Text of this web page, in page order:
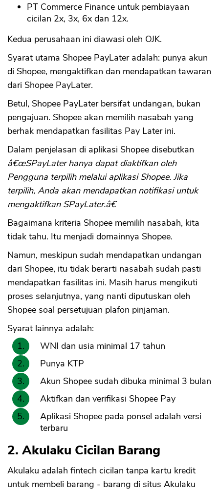
PT Commerce Finance untuk pembiayaan
cicilan 2x, 3x, 6x dan 12x.
Kedua perusahaan ini diawasi oleh OJK.
Syarat utama Shopee PayLater adalah: punya akun
di Shopee, mengaktifkan dan mendapatkan tawaran
dari Shopee PayLater.
Betul, Shopee PayLater bersifat undangan, bukan
pengajuan. Shopee akan memilih nasabah yang
berhak mendapatkan fasilitas Pay Later ini.
Dalam penjelasan di aplikasi Shopee disebutkan
â€œSPayLater hanya dapat diaktifkan oleh
Pengguna terpilih melalui aplikasi Shopee. Jika
terpilih, Anda akan mendapatkan notifikasi untuk
mengaktifkan SPayLater.â€
Bagaimana kriteria Shopee memilih nasabah, kita
tidak tahu. Itu menjadi domainnya Shopee.
Namun, meskipun sudah mendapatkan undangan
dari Shopee, itu tidak berarti nasabah sudah pasti
mendapatkan fasilitas ini. Masih harus mengikuti
proses selanjutnya, yang nanti diputuskan oleh
Shopee soal persetujuan plafon pinjaman.
Syarat lainnya adalah:
WNI dan usia minimal 17 tahun
Punya KTP
Akun Shopee sudah dibuka minimal 3 bulan
Aktifkan dan verifikasi Shopee Pay
Aplikasi Shopee pada ponsel adalah versi
terbaru
2. Akulaku Cicilan Barang
Akulaku adalah fintech cicilan tanpa kartu kredit
untuk membeli barang - barang di situs Akulaku